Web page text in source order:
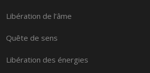
Libération de l’âme
Quête de sens
Libération des énergies